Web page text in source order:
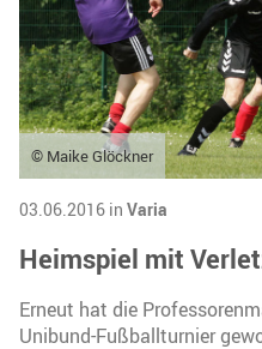
© Maike Glöckner
03.06.2016 in Varia
Heimspiel mit
Erneut hat die
Unibund-Fußballturnier